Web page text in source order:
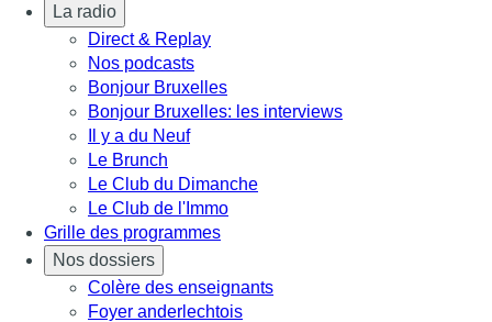
La radio
Direct & Replay
Nos podcasts
Bonjour Bruxelles
Bonjour Bruxelles: les interviews
Il y a du Neuf
Le Brunch
Le Club du Dimanche
Le Club de l'Immo
Grille des programmes
Nos dossiers
Colère des enseignants
Foyer anderlechtois